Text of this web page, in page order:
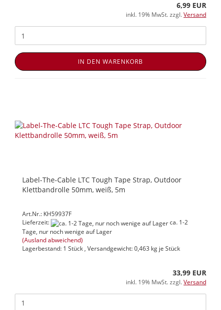
6,99 EUR
inkl. 19% MwSt. zzgl.Versand
IN DEN WARENKORB
Label-The-Cable LTC Tough Tape Strap, Outdoor
Klettbandrolle 50mm, weiß, 5m
Art.Nr.: KH59937F
Lieferzeit:
ca. 1-2
Tage, nur noch wenige auf Lager
(Ausland abweichend)
Lagerbestand: 1 Stück , Versandgewicht:0,463 kg je Stück
33,99 EUR
inkl. 19% MwSt. zzgl.Versand